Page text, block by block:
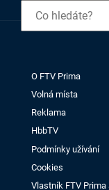
O FTV Prima
Volná místa
Reklama
HbbTV
Podmínky užívání
Cookies
Vlastník FTV Prima